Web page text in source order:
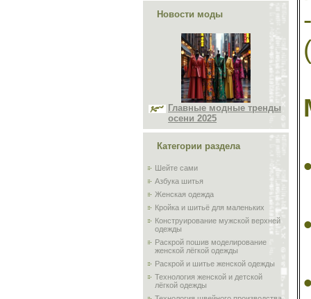
Новости моды
Главные модные тренды
осени 2025
Категории раздела
Шейте сами
Азбука шитья
Женская одежда
Кройка и шитьё для маленьких
Конструирование мужской верхней
одежды
Раскрой пошив моделирование
женской лёгкой одежды
Раскрой и шитье женской одежды
Технология женской и детской
лёгкой одежды